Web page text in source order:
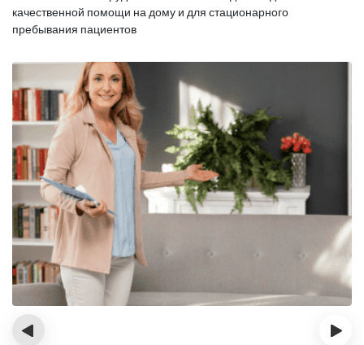
качественной помощи на дому и для стационарного
пребывания пациентов
‹ ›